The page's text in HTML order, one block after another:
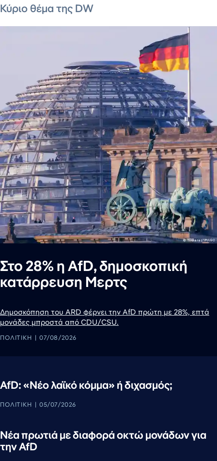
Κύριο θέμα της DW
Στο 28% η AfD, δημοσκοπική
κατάρρευση Μερτς
Δημοσκόπηση του ARD φέρνει την AfD πρώτη με 28%, επτά
μονάδες μπροστά από CDU/CSU.
ΠΟΛΙΤΙΚΉ 07/08/2026
AfD: «Νέο λαϊκό κόμμα» ή διχασμός;
ΠΟΛΙΤΙΚΉ 05/07/2026
Νέα πρωτιά με διαφορά οκτώ μονάδων για
την AfD